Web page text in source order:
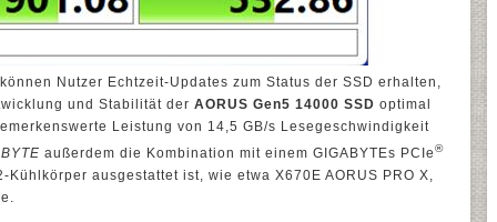
Nutzer Echtzeit-Updates zum Status der SSD erhalten,
und Stabilität der AORUS Gen5 14000 SSD optimal
Leistung von 14,5 GB/s Lesegeschwindigkeit
außerdem die Kombination mit einem GIGABYTEs PCIe®
ausgestattet ist, wie etwa X670E AORUS PRO X,